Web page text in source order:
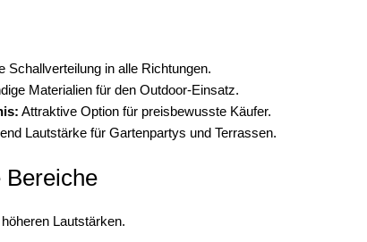
Schallverteilung in alle Richtungen.
Materialien für den Outdoor-Einsatz.
Attraktive Option für preisbewusste Käufer.
Lautstärke für Gartenpartys und Terrassen.
Bereiche
Lautstärken.